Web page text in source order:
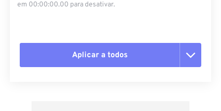
em 00:00:00.00 para desativar.
Aplicar a todos